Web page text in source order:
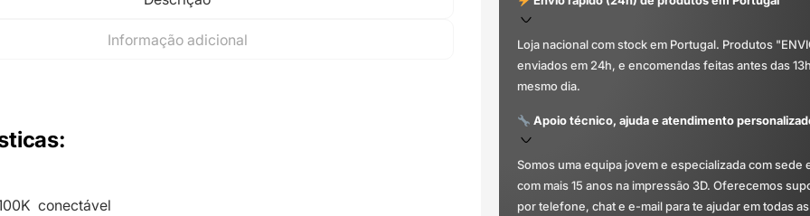
Informação adicional
:
conectável
Loja nacional com stock em Portugal. Produtos
enviados em 24h, e encomendas feitas antes das
mesmo dia.
Apoio técnico, ajuda e atendimento
Somos uma equipa jovem e especializada com sede
com mais 15 anos na impressão 3D. Oferecemos
por telefone, chat e e-mail para te ajudar em todas